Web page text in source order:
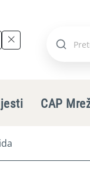
Pretraži
CAP